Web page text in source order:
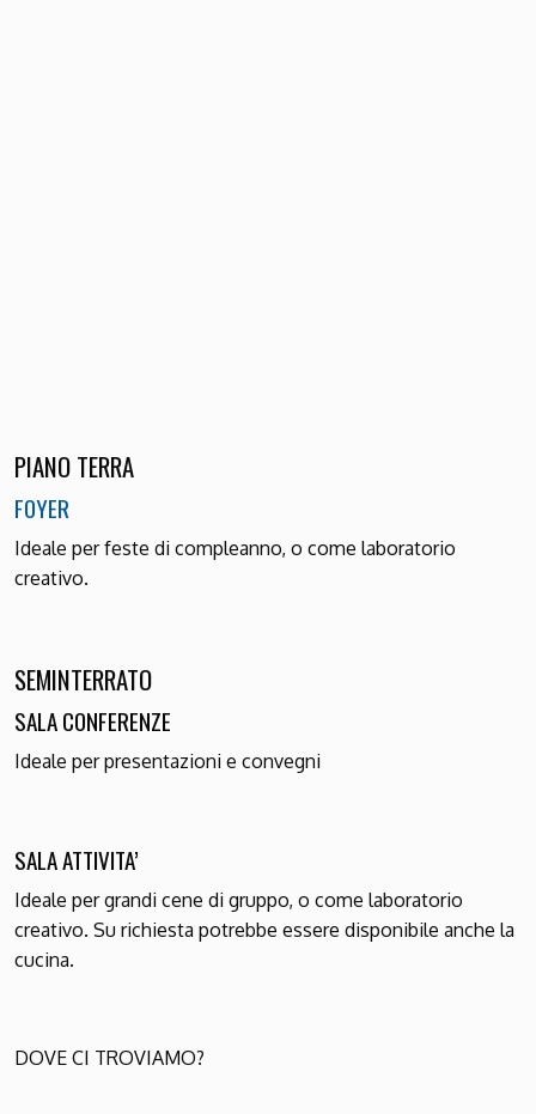
PIANO TERRA
FOYER
Ideale per feste di compleanno, o come laboratorio
creativo.
SEMINTERRATO
SALA CONFERENZE
Ideale per presentazioni e convegni
SALA ATTIVITA’
Ideale per grandi cene di gruppo, o come laboratorio
creativo. Su richiesta potrebbe essere disponibile anche la
cucina.
DOVE CI TROVIAMO?